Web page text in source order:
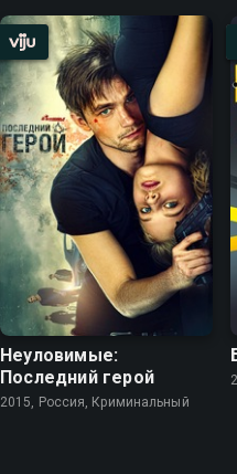
Неуловимые:
Последний герой
2015, Россия, Криминальный